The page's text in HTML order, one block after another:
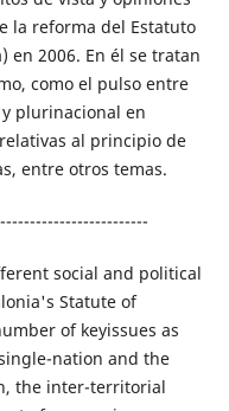
la reforma del Estatuto
en 2006. En él se tratan
como el pulso entre
plurinacional en
al principio de
entre otros temas.
social and political
Statute of
of keyissues as
nation and the
the inter-territorial